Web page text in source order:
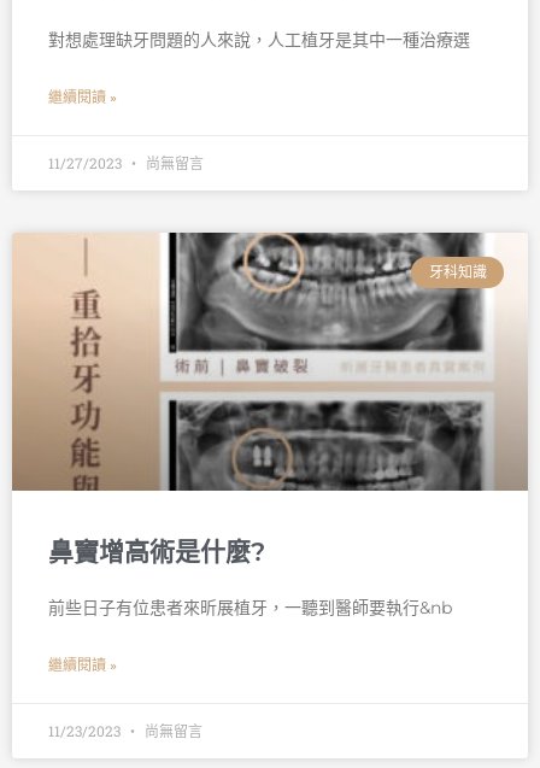
對想處理缺牙問題的人來說，人工植牙是其中一種治療選
繼續閱讀 »
11/27/2023 尚無留言
牙科知識
鼻竇增高術是什麼?
前些日子有位患者來昕展植牙，一聽到醫師要執行&nb
繼續閱讀 »
11/23/2023 尚無留言